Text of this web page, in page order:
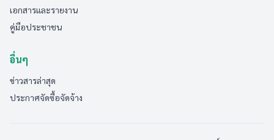
เอกสารและรายงาน
คู่มือประชาชน
อื่นๆ
ข่าวสารล่าสุด
ประกาศจัดซื้อจัดจ้าง